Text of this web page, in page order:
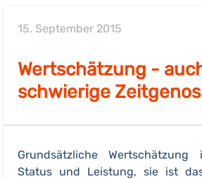
15. September 2015
Wertschätzung -
schwierige
Grundsätzliche
Status und Leistung, sie ist